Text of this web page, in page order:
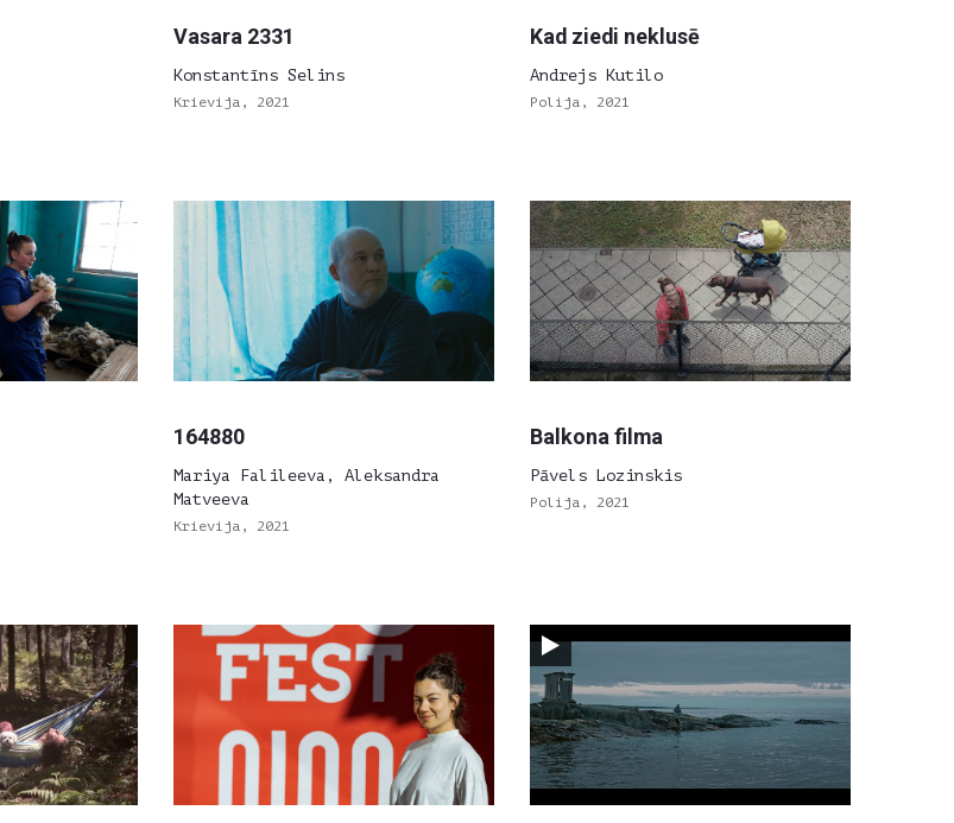
Vasara 2331
Konstantīns Selins
Krievija, 2021
Kad ziedi neklusē
Andrejs Kutilo
Polija, 2021
164880
Mariya Falileeva, Aleksandra
Matveeva
Krievija, 2021
Balkona filma
Pāvels Lozinskis
Polija, 2021